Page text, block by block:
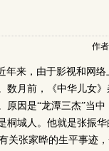
作
年来，由于影视和网
数月前，《中华儿女
原因是“龙潭三杰”当
桐城人。他就是张振
关张家晔的生平事迹，